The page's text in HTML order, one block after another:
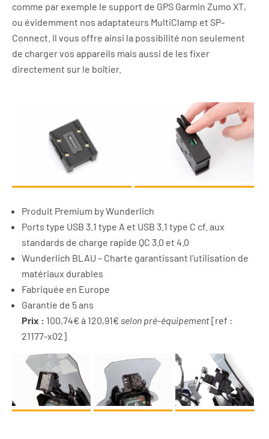
comme par exemple le support de GPS Garmin Zumo XT,
ou évidemment nos adaptateurs MultiClamp et SP-
Connect. Il vous offre ainsi la possibilité non seulement
de charger vos appareils mais aussi de les fixer
directement sur le boîtier.
Produit Premium by Wunderlich
Ports type USB 3.1 type A et USB 3.1 type C cf. aux
standards de charge rapide QC 3.0 et 4.0
Wunderlich BLAU – Charte garantissant l’utilisation de
matériaux durables
Fabriquée en Europe
Garantie de 5 ans
Prix : 100,74€ à 120,91€ selon pré-équipement[ref :
21177-x02]